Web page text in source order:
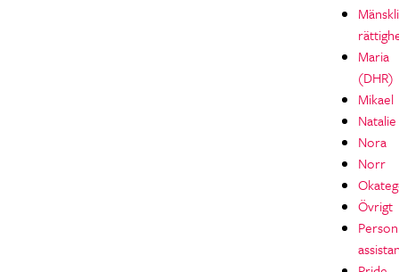
Maria
(DHR)
Mikael
Natalie
Nora
Norr
Övrigt